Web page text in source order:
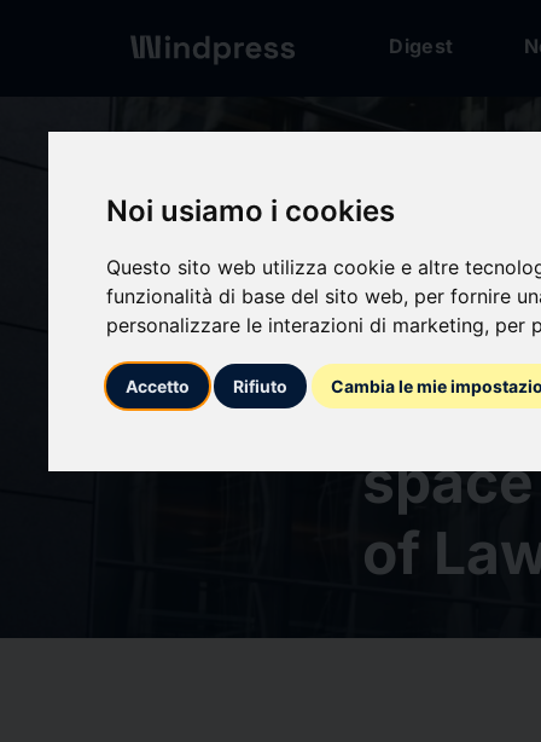
Noi usiamo i cookies
Questo sito web utilizza cookie e altre
funzionalità di base del sito web, per fornire
personalizzare le interazioni di marketing, per
Accetto Rifiuto Cambia le mie
Digest
calendar_today05/06/2026
of